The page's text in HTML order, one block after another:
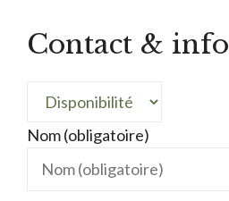
Contact & info
Nom (obligatoire)